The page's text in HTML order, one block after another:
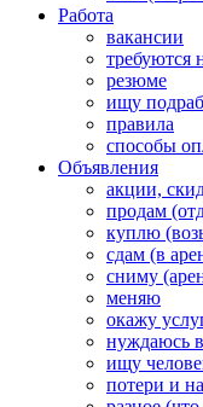
Работа
вакансии
требуются
резюме
ищу
правила
способы
Объявления
акции,
продам
куплю
сдам (в
сниму
меняю
окажу
нуждаюсь
ищу
потери и